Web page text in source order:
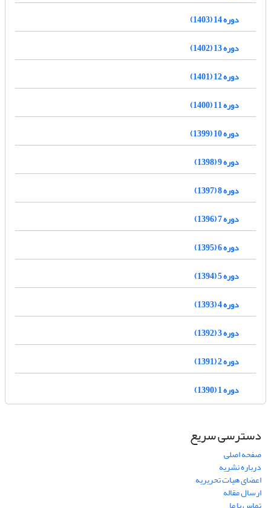
دوره 14 (1403)
دوره 13 (1402)
دوره 12 (1401)
دوره 11 (1400)
دوره 10 (1399)
دوره 9 (1398)
دوره 8 (1397)
دوره 7 (1396)
دوره 6 (1395)
دوره 5 (1394)
دوره 4 (1393)
دوره 3 (1392)
دوره 2 (1391)
دوره 1 (1390)
دسترسی سریع
صفحه اصلی
درباره نشریه
اعضای هیات تحریریه
ارسال مقاله